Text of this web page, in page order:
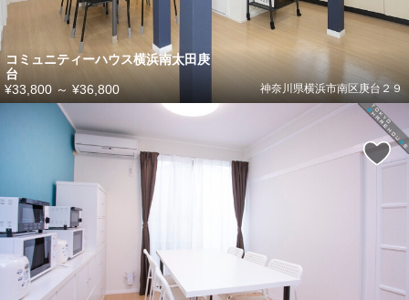
コミュニティーハウス横浜南太田庚
台
神奈川県横浜市南区庚台２９
¥33,800 ～¥36,800